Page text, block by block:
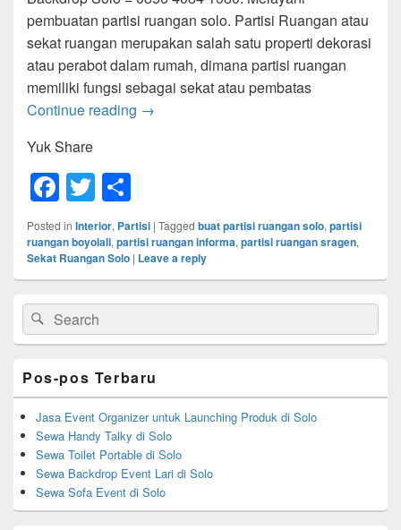
pembuatan partisi ruangan solo. Partisi Ruangan atau
sekat ruangan merupakan salah satu properti dekorasi
atau perabot dalam rumah, dimana partisi ruangan
memiliki fungsi sebagai sekat atau pembatas
Continue reading Partisi Ruangan Solo
→
Yuk Share
F
a
c
e
b
o
o
k
T
wi
tt
er
h
ar
e
Posted in Interior, Partisi | Tagged buat partisi ruangan solo, partisi
ruangan boyolali, partisi ruangan informa, partisi ruangan sragen,
Sekat Ruangan Solo | Leave a reply
Primary
Sidebar
Widget
Area
Search
for:
Search
Pos-pos Terbaru
Jasa Event Organizer untuk Launching Produk di Solo
Sewa Handy Talky di Solo
Sewa Toilet Portable di Solo
Sewa Backdrop Event Lari di Solo
Sewa Sofa Event di Solo